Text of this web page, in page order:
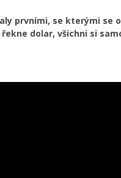
prvními, se kterými se
řekne dolar, všichni si